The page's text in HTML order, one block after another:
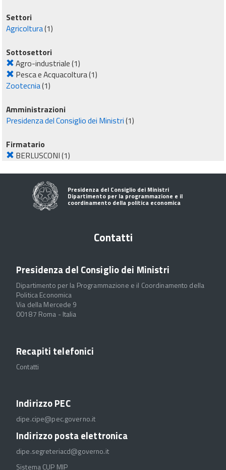
Settori
Agricoltura(1)
Sottosettori
Agro-industriale(1)
Pesca e Acquacoltura(1)
Zootecnia(1)
Amministrazioni
Presidenza del Consiglio dei Ministri(1)
Firmatario
BERLUSCONI(1)
Presidenza del Consiglio dei Ministri
Dipartimento per la programmazione e il
coordinamento della politica economica
Contatti
Presidenza del Consiglio dei Ministri
Dipartimento per la Programmazione e il Coordinamento della
Politica Economica
Via della Mercede 9
00187 Roma - Italia
Recapiti telefonici
Contatti
Indirizzo PEC
dipe.cipe@pec.governo.it
Indirizzo posta elettronica
dipe.segreteriacd@governo.it
Sistema CUP MIP